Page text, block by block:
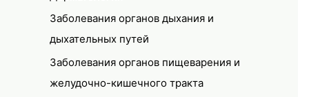
Заболевания органов дыхания и
дыхательных путей
Заболевания органов пищеварения и
желудочно-кишечного тракта